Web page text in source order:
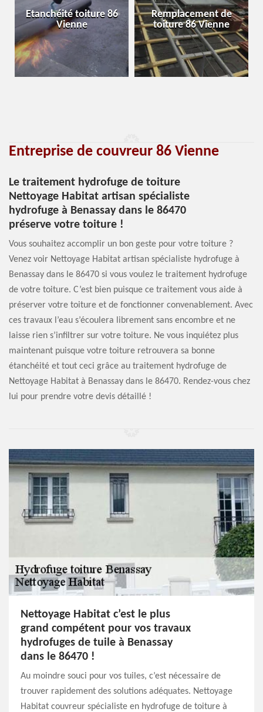
Etanchéité toiture 86
Vienne
Remplacement de
toiture 86 Vienne
Entreprise de couvreur 86 Vienne
Le traitement hydrofuge de toiture
Nettoyage Habitat artisan spécialiste
hydrofuge à Benassay dans le 86470
préserve votre toiture !
Vous souhaitez accomplir un bon geste pour votre toiture ?
Venez voir Nettoyage Habitat artisan spécialiste hydrofuge à
Benassay dans le 86470 si vous voulez le traitement hydrofuge
de votre toiture. C’est bien puisque ce traitement vous aide à
préserver votre toiture et de fonctionner convenablement. Avec
ces travaux l’eau s’écoulera librement sans encombre et ne
laisse rien s’infiltrer sur votre toiture. Ne vous inquiétez plus
maintenant puisque votre toiture retrouvera sa bonne
étanchéité et tout ceci grâce au traitement hydrofuge de
Nettoyage Habitat à Benassay dans le 86470. Rendez-vous chez
lui pour prendre votre devis détaillé !
Nettoyage Habitat c’est le plus
grand compétent pour vos travaux
hydrofuges de tuile à Benassay
dans le 86470 !
Au moindre souci pour vos tuiles, c’est nécessaire de
trouver rapidement des solutions adéquates. Nettoyage
Habitat couvreur spécialiste en hydrofuge de toiture à